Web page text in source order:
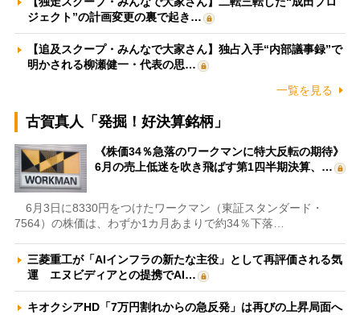
ジェクト”の計画変更の裏で起き…
【追及スクープ・みんなで大家さん】独占入手“内部議事録”で
明かされる柳瀬健一・代表の思…
一覧を見る
古賀真人「発掘！好決算銘柄」
《株価34％急落のワークマンに特大反転の期待》
6月の売上低迷を吹き飛ばす第1四半期決算、…
6月3日に8330円をつけたワークマン（東証スタンダード・
7564）の株価は、わずか1カ月あまりで約34％下落…
三菱重工が「AIインフラの新たな主役」として再評価される気
運 エヌビディアとの提携でAI…
キオクシアHD「7万円割れからの急反発」は再びの上昇局面へ